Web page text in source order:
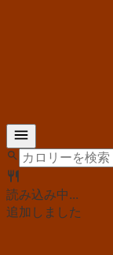
読み込み中...
追加しました